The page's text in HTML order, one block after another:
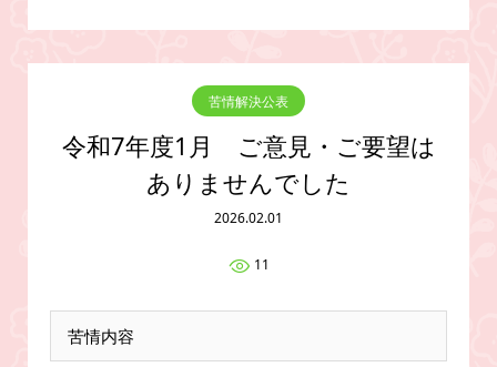
苦情解決公表
令和7年度1月 ご意見・ご要望は
ありませんでした
2026.02.01
11
苦情内容